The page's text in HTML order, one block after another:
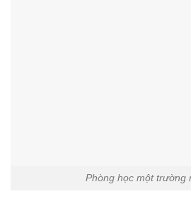
Phòng học một trường